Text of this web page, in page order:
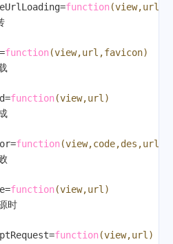
function(view,url)
function(view,url,favicon)
function(view,url)
function(view,code,des,url)
function(view,url)
时
function(view,url)